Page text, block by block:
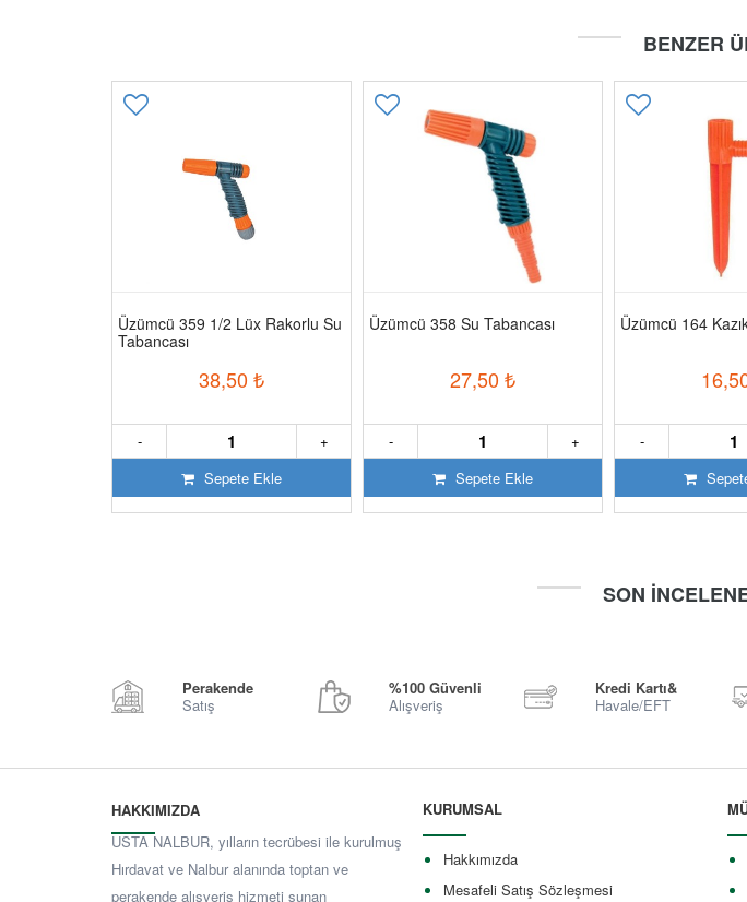
BENZER
Üzümcü 359 1/2 Lüx Rakorlu Su
Tabancası
38,50 ₺
+
-
Sepete Ekle
Üzümcü 358 Su Tabancası
27,50 ₺
+
-
Sepete Ekle
Üzümcü 164
-
SON
Perakende
Satış
%100 Güvenli
Alışveriş
Kredi Kartı&
Havale/EFT
HAKKIMIZDA
USTA NALBUR, yılların tecrübesi ile kurulmuş
Hırdavat ve Nalbur alanında toptan ve
perakende alışveriş hizmeti sunan
KURUMSAL
Hakkımızda
Mesafeli Satış Sözleşmesi